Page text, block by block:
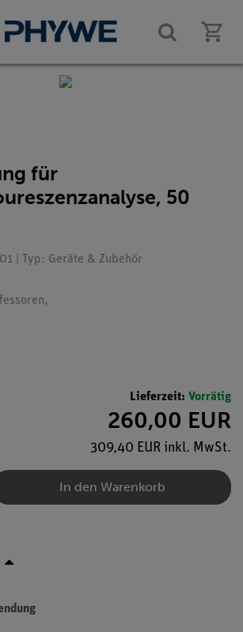
für
50
| Typ: Geräte & Zubehör
Lieferzeit: Vorrätig
260,00 EUR
309,40 EUR inkl. MwSt.
In den Warenkorb